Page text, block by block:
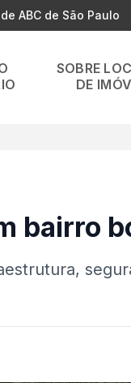
ABC de São Paulo
SOBRE
DE
bairro